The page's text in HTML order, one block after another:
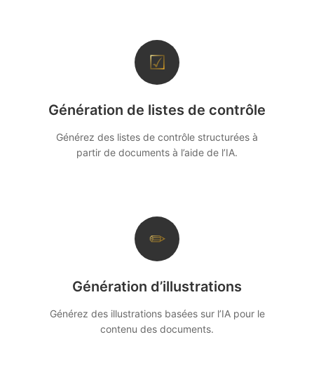
☑
Génération de listes de contrôle
Générez des listes de contrôle structurées à
partir de documents à l’aide de l’IA.
✏
Génération d’illustrations
Générez des illustrations basées sur l’IA pour le
contenu des documents.